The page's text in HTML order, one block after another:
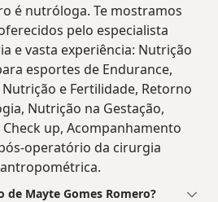
é nutróloga. Te mostramos
pelo especialista
e vasta experiência: Nutrição
esportes de Endurance,
e Fertilidade, Retorno
Nutrição na Gestação,
up, Acompanhamento
operatório da cirurgia
Mayte Gomes Romero?